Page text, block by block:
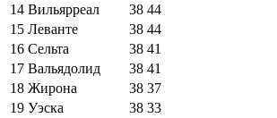
14 Вильярреал 38 44
15 Леванте 38 44
16 Сельта 38 41
17 Вальядолид 38 41
18 Жирона 38 37
19 Уэска 38 33